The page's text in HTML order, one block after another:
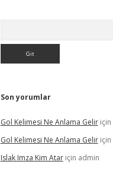
Son yorumlar
Gol Kelimesi Ne Anlama Geliriçin
Gol Kelimesi Ne Anlama Geliriçin
Islak Imza Kim Atariçin admin